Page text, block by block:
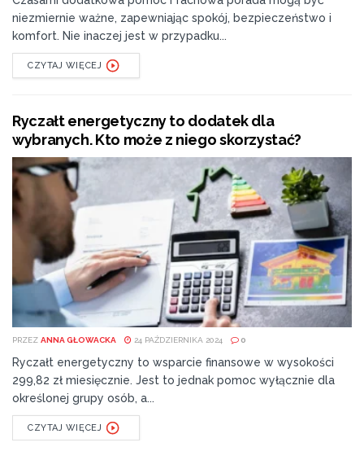
niezmiernie ważne, zapewniając spokój, bezpieczeństwo i
komfort. Nie inaczej jest w przypadku...
CZYTAJ WIĘCEJ
Ryczałt energetyczny to dodatek dla
wybranych. Kto może z niego skorzystać?
PRZEZ ANNA GŁOWACKA 24 PAŹDZIERNIKA 2024 0
Ryczałt energetyczny to wsparcie finansowe w wysokości
299,82 zł miesięcznie. Jest to jednak pomoc wyłącznie dla
określonej grupy osób, a...
CZYTAJ WIĘCEJ